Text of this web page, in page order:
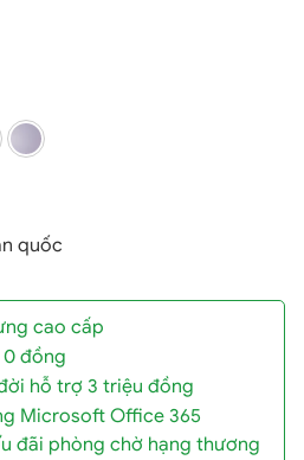
quốc
cao cấp
đồng
hỗ trợ 3 triệu đồng
Microsoft Office 365
đãi phòng chờ hạng thương